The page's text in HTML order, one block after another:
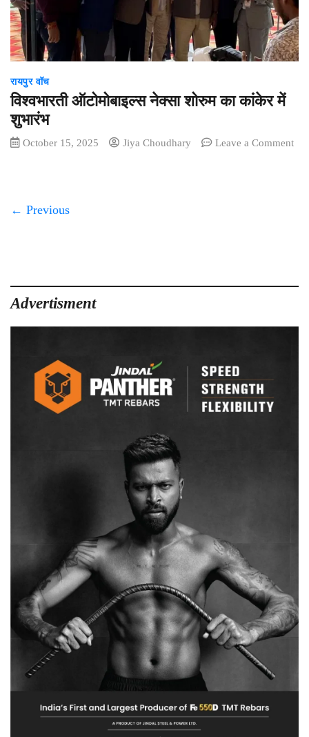
दीख
रहा
जबरदस्त
उत्साह
रायपुर वॉच
विश्वभारती ऑटोमोबाइल्स नेक्सा शोरुम का कांकेर में
शुभारंभ
October 15, 2025 Jiya Choudhary
Leave a Comment
शोरुम
← Previous
Advertisment